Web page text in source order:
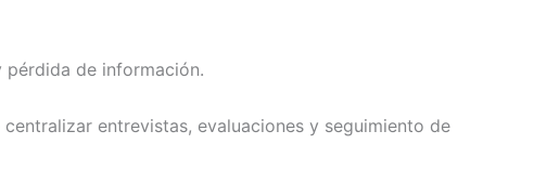
pérdida de información.
entrevistas, evaluaciones y seguimiento de